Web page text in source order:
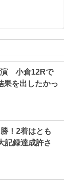
演 小倉12Rで
果を出したかっ
！2着はとも
録達成許さ